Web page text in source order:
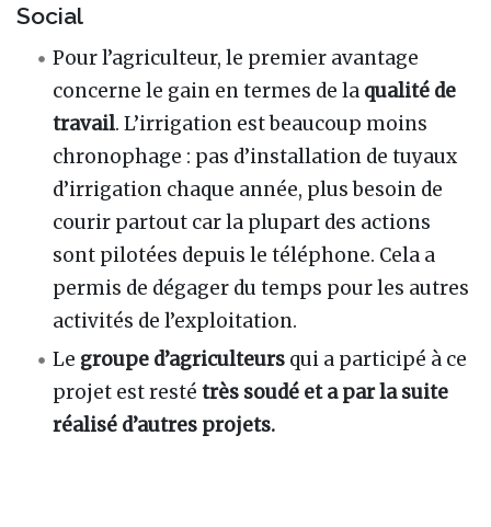
Social
Pour l’agriculteur, le premier avantage
concerne le gain en termes de la qualité de
travail. L’irrigation est beaucoup moins
chronophage : pas d’installation de tuyaux
d’irrigation chaque année, plus besoin de
courir partout car la plupart des actions
sont pilotées depuis le téléphone. Cela a
permis de dégager du temps pour les autres
activités de l’exploitation.
Le groupe d’agriculteurs qui a participé à ce
projet est restétrès soudé et a par la suite
réalisé d’autres projets.